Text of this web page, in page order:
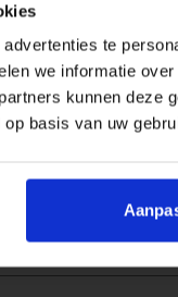
te
we informatie
kunnen deze
basis van uw